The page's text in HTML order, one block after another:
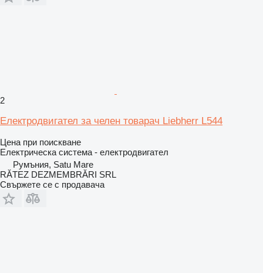
2
Електродвигател за челен товарач Liebherr L544
Цена при поискване
Електрическа система - електродвигател
Румъния, Satu Mare
RĂTEZ DEZMEMBRĂRI SRL
Свържете се с продавача